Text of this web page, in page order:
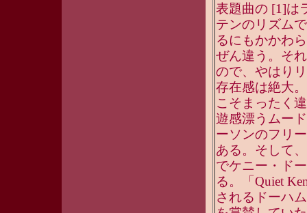
表題曲の [1]は
テンのリズム
るにもかかわ
ぜん違う。そ
ので、やはり
存在感は絶大
こそまったく
遊感漂うムー
ーソンのフリ
ある。そして
でケニー・ド
る。「Quiet
されるドーハ